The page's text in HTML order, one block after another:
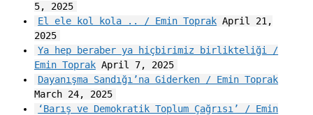
5, 2025
El ele kol kola .. / Emin Toprak April 21,
2025
Ya hep beraber ya hiçbirimiz birlikteliği /
Emin ToprakApril 7, 2025
Dayanışma Sandığı’na Giderken / Emin Toprak
March 24, 2025
‘Barış ve Demokratik Toplum Çağrısı’ / Emin